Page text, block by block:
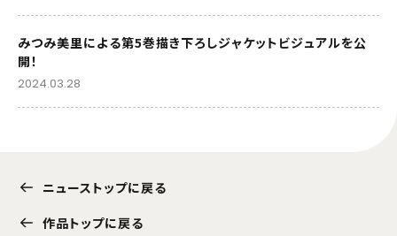
みつみ美里による第5巻描き下ろしジャケットビジュアルを公
開！
2024.03.28
ニューストップに戻る
作品トップに戻る